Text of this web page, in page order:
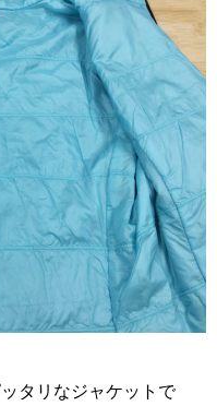
タリなジャケットで